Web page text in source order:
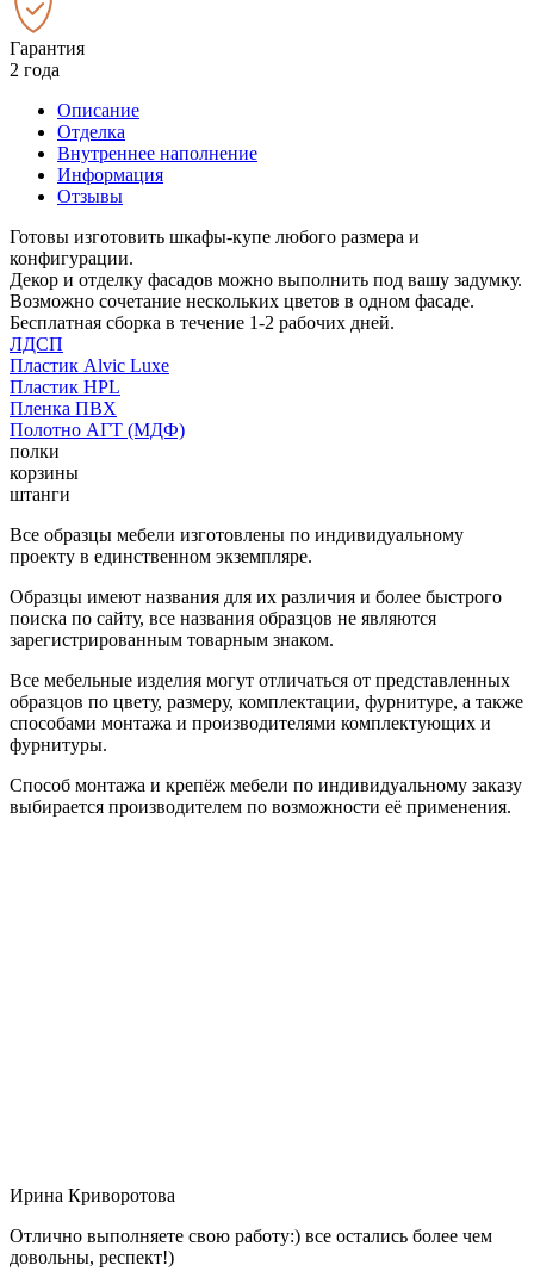
Гарантия
2 года
Описание
Отделка
Внутреннее наполнение
Информация
Отзывы
Готовы изготовить шкафы-купе любого размера и
конфигурации.
Декор и отделку фасадов можно выполнить под вашу задумку.
Возможно сочетание нескольких цветов в одном фасаде.
Бесплатная сборка в течение 1-2 рабочих дней.
ЛДСП
Пластик Alvic Luxe
Пластик HPL
Пленка ПВХ
Полотно АГТ (МДФ)
полки
корзины
штанги
Все образцы мебели изготовлены по индивидуальному
проекту в единственном экземпляре.
Образцы имеют названия для их различия и более быстрого
поиска по сайту, все названия образцов не являются
зарегистрированным товарным знаком.
Все мебельные изделия могут отличаться от представленных
образцов по цвету, размеру, комплектации, фурнитуре, а также
способами монтажа и производителями комплектующих и
фурнитуры.
Способ монтажа и крепёж мебели по индивидуальному заказу
выбирается производителем по возможности её применения.
Ирина Криворотова
Отлично выполняете свою работу:) все остались более чем
довольны, респект!)